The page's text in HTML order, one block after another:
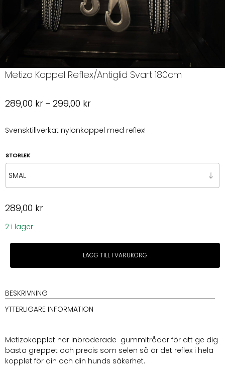
Metizo Koppel Reflex/Antiglid Svart 180cm
289,00 kr – 299,00 krPrisintervall:
till
Svensktillverkat nylonkoppel med reflex!
STORLEK
289,00 kr
2 i lager
Metizo
Reflex/Antiglid
180cm
mängd
LÄGG TILL I VARUKORG
BESKRIVNING
YTTERLIGARE INFORMATION
Metizokopplet har inbroderade gummitrådar för att ge dig
bästa greppet och precis som selen så är det reflex i hela
kopplet för din och din hunds säkerhet.